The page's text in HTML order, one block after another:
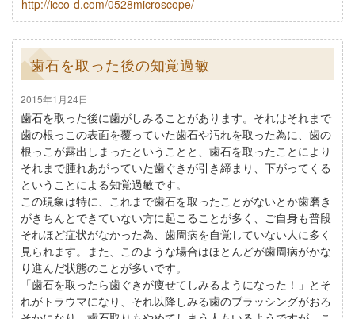
http://icco-d.com/0528microscope/
歯石を取った後の知覚過敏
2015年1月24日
歯石を取った後に歯がしみることがあります。それはそれまで
歯の根っこの表面を覆っていた歯石や汚れを取った為に、歯の
根っこが露出しまったということと、歯石を取ったことにより
それまで腫れあがっていた歯ぐきが引き締まり、下がってくる
ということによる知覚過敏です。
この現象は特に、これまで歯石を取ったことがないとか歯磨き
がきちんとできていない方に起こることが多く、ご自身も普段
それほど症状がなかった為、歯周病を自覚していない人に多く
見られます。また、このような場合はほとんどが歯周病がかな
り進んだ状態のことが多いです。
「歯石を取ったら歯ぐきが痩せてしみるようになった！」とそ
れがトラウマになり、それ以降しみる歯のブラッシングがおろ